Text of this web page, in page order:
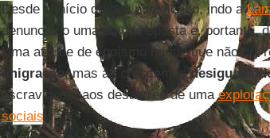
Desde o início de seu pontificado, indo a
denunciado uma atitude oposta e, portanto,
Uma atitude de egoísmo míope que não diz
imigração, mas às crescentes
escravidões, aos desastres de uma
sociais .